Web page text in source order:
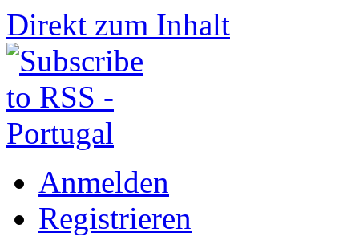
Direkt zum Inhalt
Anmelden
Registrieren